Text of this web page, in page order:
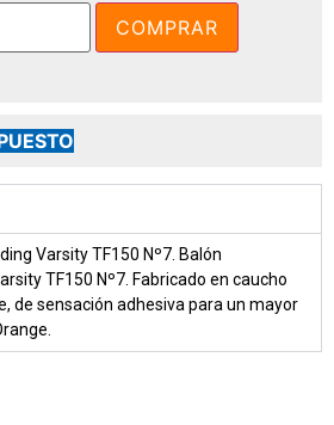
COMPRAR
Varsity TF150 Nº7. Balón
TF150 Nº7. Fabricado en caucho
de sensación adhesiva para un mayor